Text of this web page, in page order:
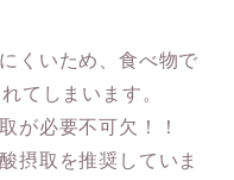
くいため、食べ物で
てしまいます。
が必要不可欠！！
摂取を推奨していま